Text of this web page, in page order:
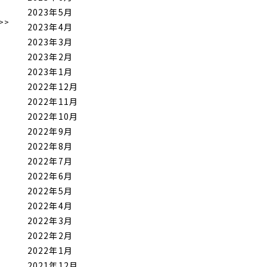
2023年5月
2023年4月
2023年3月
2023年2月
2023年1月
2022年12月
2022年11月
2022年10月
2022年9月
2022年8月
2022年7月
2022年6月
2022年5月
2022年4月
2022年3月
2022年2月
2022年1月